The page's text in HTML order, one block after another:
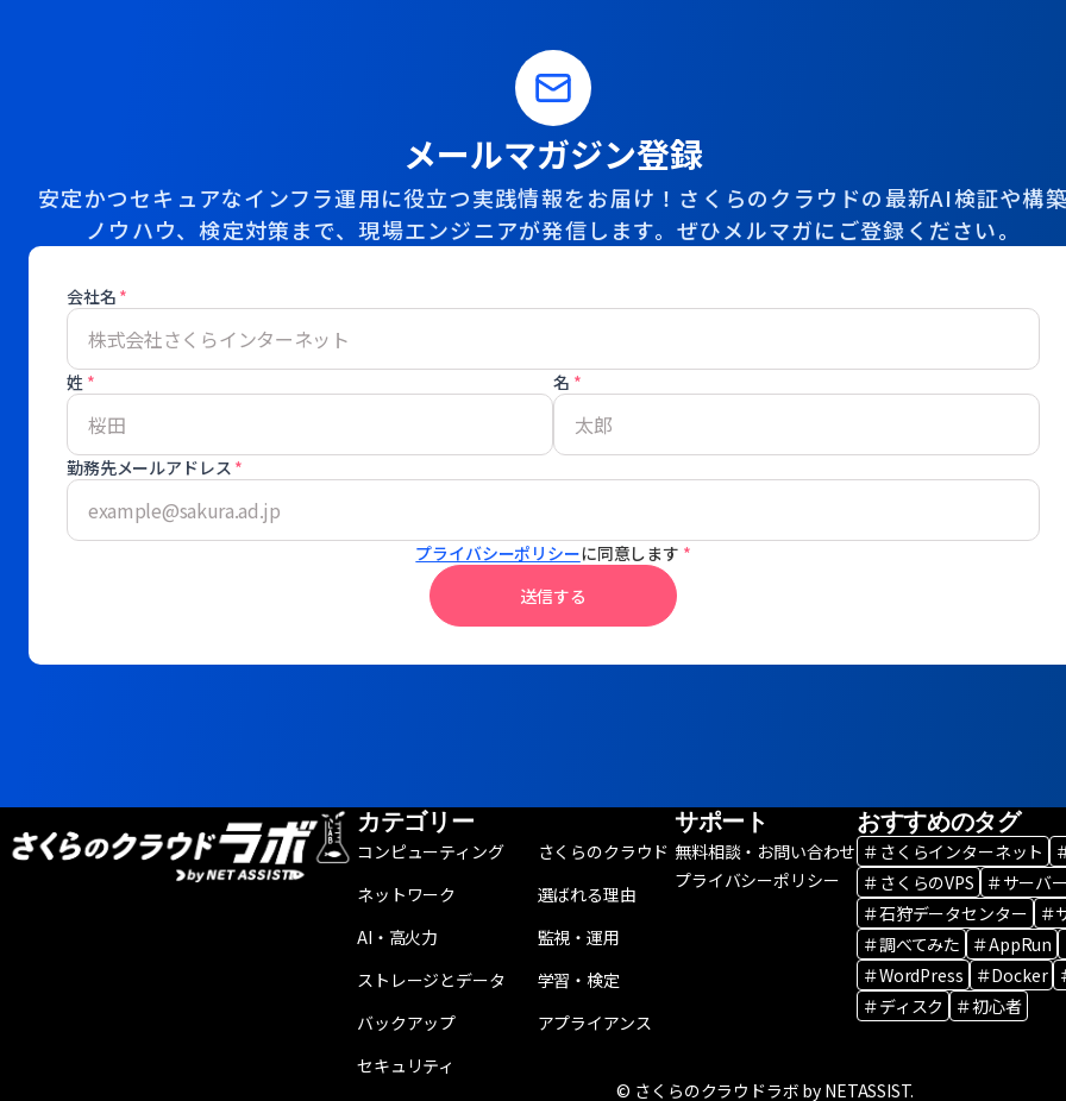
メールマガジン登録
安定かつセキュアなインフラ運用に役立つ実践情報をお届け！さくらのクラウドの最新AI検証や構
ノウハウ、検定対策まで、現場エンジニアが発信します。ぜひメルマガにご登録ください。
会社名 *
姓 * 名 *
勤務先メールアドレス *
プライバシーポリシーに同意します *
送信する
カテゴリー
コンピューティング
さくらのクラウド
ネットワーク
選ばれる理由
AI・高火力
監視・運用
ストレージとデータ
学習・検定
バックアップ
アプライアンス
セキュリティ
サポート
無料相談・お問い合わせ
プライバシーポリシー
おすすめのタグ
＃さくらインターネット
＃さくらのVPS
＃サーバ
＃石狩データセンター
＃
＃調べてみた
＃AppRun
＃WordPress
＃Docker
＃ディスク
＃初心者
© さくらのクラウドラボ by NETASSIST.